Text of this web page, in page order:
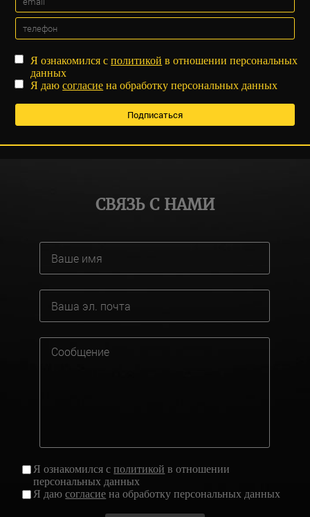
Я ознакомился сполитикой в отношении персональных
данных
Я даюсогласие на обработку персональных данных
СВЯЗЬ С НАМИ
Я ознакомился сполитикой в отношении
персональных данных
Я даюсогласие на обработку персональных данных